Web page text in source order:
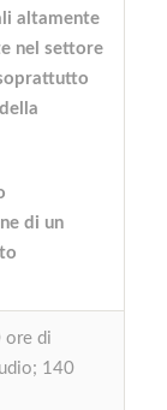
altamente
nel settore
di un
ore di
140